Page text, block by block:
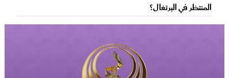
المنتظر في البرتغال؟